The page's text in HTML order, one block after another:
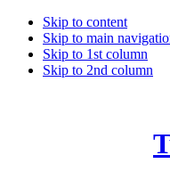
Skip to content
Skip to main
Skip to 1st column
Skip to 2nd column